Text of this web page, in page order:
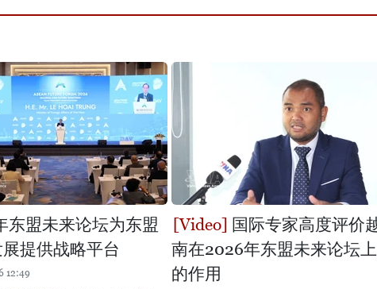
东盟未来论坛为东盟
提供战略平台
12:49
国际专家高度评价
南在2026年东盟未来论坛上
的作用